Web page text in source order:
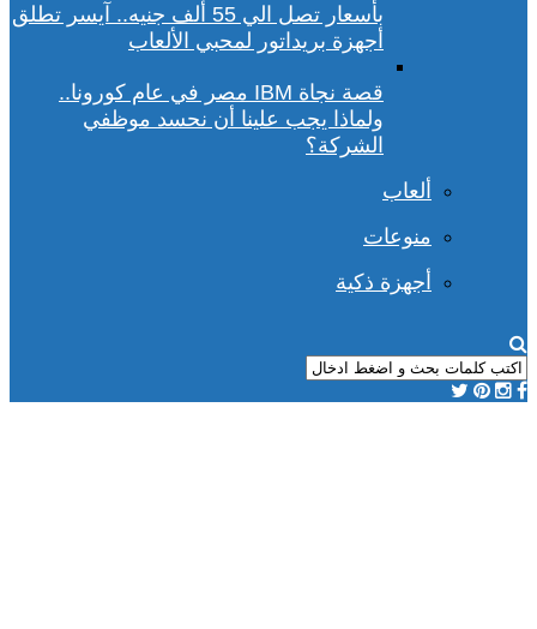
بأسعار تصل الي 55 ألف جنيه.. آيسر تطلق
أجهزة بريداتور لمحبي الألعاب
قصة نجاة IBM مصر في عام كورونا..
ولماذا يجب علينا أن نحسد موظفي
الشركة؟
ألعاب
منوعات
أجهزة ذكية